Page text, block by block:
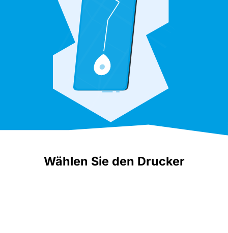
Wählen Sie den Drucker